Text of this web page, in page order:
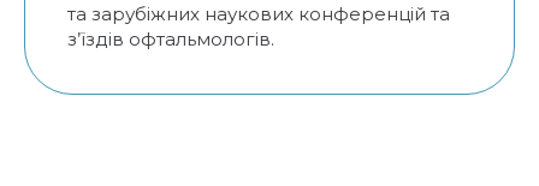
та зарубіжних наукових конференцій та
з’їздів офтальмологів.